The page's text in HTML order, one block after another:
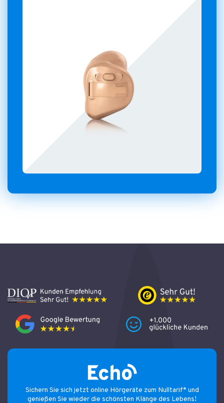
Sichern Sie sich jetzt online Hörgeräte zum Nulltarif* und
genießen Sie wieder die schönsten Klänge des Lebens!